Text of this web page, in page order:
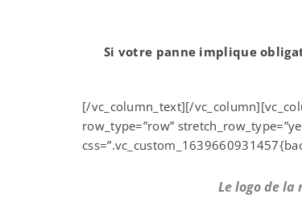
Si votre panne implique
[/vc_column_text][/
row_type=”row”
Le logo de